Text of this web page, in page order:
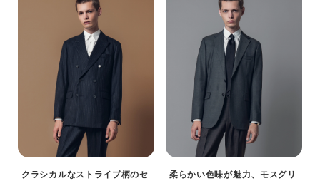
クラシカルなストライプ柄のセ
柔らかい色味が魅力、モスグリ